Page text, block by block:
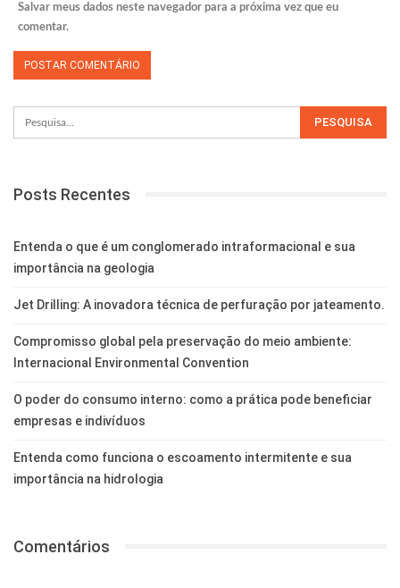
Salvar meus dados neste navegador para a próxima vez que eu
comentar.
Posts Recentes
Entenda o que é um conglomerado intraformacional e sua
importância na geologia
Jet Drilling: A inovadora técnica de perfuração por jateamento.
Compromisso global pela preservação do meio ambiente:
Internacional Environmental Convention
O poder do consumo interno: como a prática pode beneficiar
empresas e indivíduos
Entenda como funciona o escoamento intermitente e sua
importância na hidrologia
Comentários